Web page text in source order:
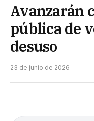
Avanzarán
pública de
desuso
23 de junio de 2026